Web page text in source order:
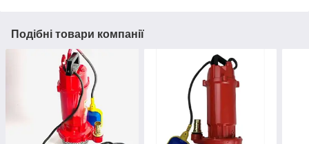
Подібні товари компанії